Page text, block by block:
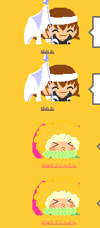
ゆみお
ゆみお
ほmラブぐへぐへ
ほmラブぐへぐへ